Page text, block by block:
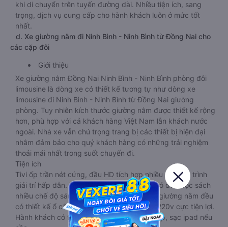
khi di chuyển trên tuyến đường dài. Nhiều tiện ích, sang
trọng, dịch vụ cung cấp cho hành khách luôn ở mức tốt
nhất.
d. Xe giường nằm đi Ninh Bình - Ninh Bình từ Đồng Nai cho
các cặp đôi
Giới thiệu
Xe giường nằm Đồng Nai Ninh Bình - Ninh Bình phòng đôi
limousine là dòng xe có thiết kế tương tự như dòng xe
limousine đi Ninh Bình - Ninh Bình từ Đồng Nai giường
phòng. Tuy nhiên kích thước giường nằm được thiết kế rộng
hơn, phù hợp với cả khách hàng Việt Nam lẫn khách nước
ngoài. Nhà xe vẫn chú trọng trang bị các thiết bị hiện đại
nhằm đảm bảo cho quý khách hàng có những trải nghiệm
thoải mái nhất trong suốt chuyến đi.
Tiện ích
Tivi ốp trần nét cứng, đầu HD tích hợp nhiều chương trình
giải trí hấp dẫn. Trong phòng có tai nghe, có đèn đọc sách
nhiều chế độ sáng, wifi tốc độ cao. Tại mỗi giường nằm đều
có thiết kế ổ cắm sạc đa năng nguồn điện 220v cực tiện lợi.
Hành khách có thể sạc điện thoại, sạc laptop, sạc ipad nếu